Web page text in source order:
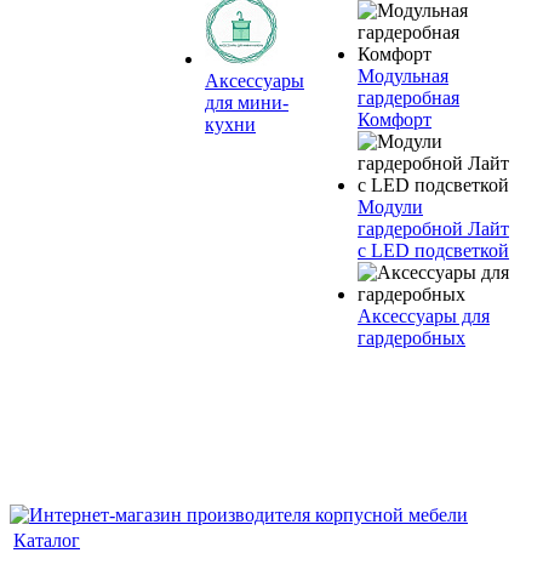
Аксессуары
для мини-
кухни
Модульная
гардеробная
Комфорт
Модули
гардеробной Лайт
с LED подсветкой
Аксессуары для
гардеробных
Каталог